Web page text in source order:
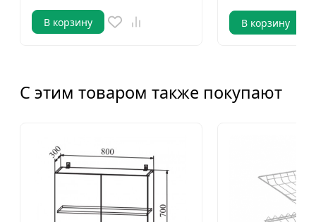
В корзину В корзину
С этим товаром также покупают